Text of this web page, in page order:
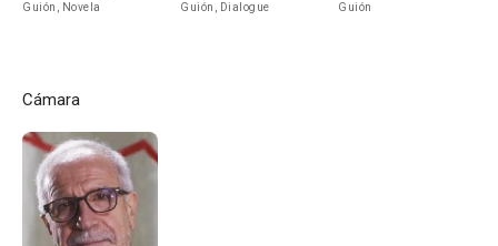
Guión, Novela Guión, Dialogue Guión
Cámara